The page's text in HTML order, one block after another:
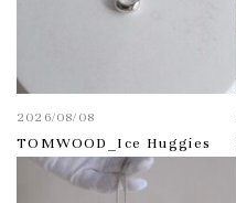
2026/08/08
TOMWOOD_Ice Huggies